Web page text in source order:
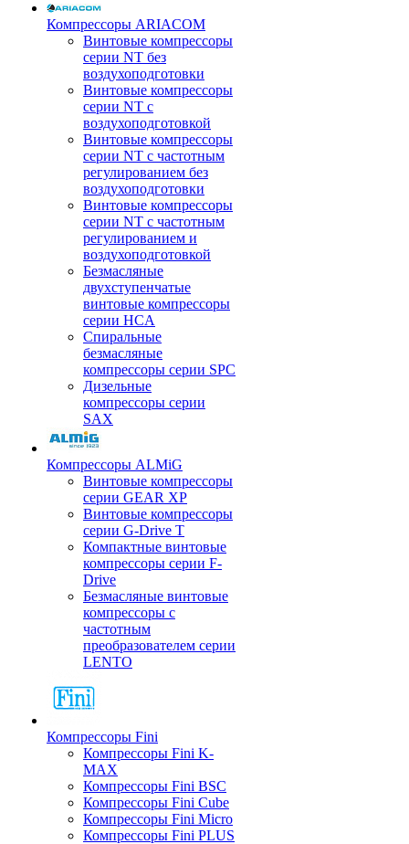
Компрессоры ARIACOM
Винтовые компрессоры
серии NT без
воздухоподготовки
Винтовые компрессоры
серии NT c
воздухоподготовкой
Винтовые компрессоры
серии NT с частотным
регулированием без
воздухоподготовки
Винтовые компрессоры
серии NT с частотным
регулированием и
воздухоподготовкой
Безмасляные
двухступенчатые
винтовые компрессоры
серии HCA
Спиральные
безмасляные
компрессоры серии SPC
Дизельные
компрессоры серии
SAX
Компрессоры ALMiG
Винтовые компрессоры
серии GEAR XP
Винтовые компрессоры
серии G-Drive T
Компактные винтовые
компрессоры серии F-
Drive
Безмасляные винтовые
компрессоры с
частотным
преобразователем серии
LENTO
Компрессоры Fini
Компрессоры Fini K-
MAX
Компрессоры Fini BSC
Компрессоры Fini Cube
Компрессоры Fini Micro
Компрессоры Fini PLUS